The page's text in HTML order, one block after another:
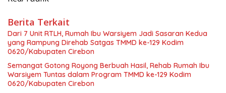
Berita Terkait
Dari 7 Unit RTLH, Rumah Ibu Warsiyem Jadi Sasaran Kedua
yang Rampung Direhab Satgas TMMD ke-129 Kodim
0620/Kabupaten Cirebon
Semangat Gotong Royong Berbuah Hasil, Rehab Rumah Ibu
Warsiyem Tuntas dalam Program TMMD ke-129 Kodim
0620/Kabupaten Cirebon